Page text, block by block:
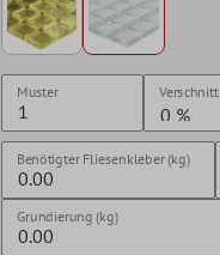
Muster Verschnitt
Benötigter Fliesenkleber (kg)
Grundierung (kg)